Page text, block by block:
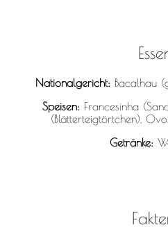
Nationalgericht: Bacalhau
Speisen: Francesinha
(Blätterteigtörtchen),
Getränke: